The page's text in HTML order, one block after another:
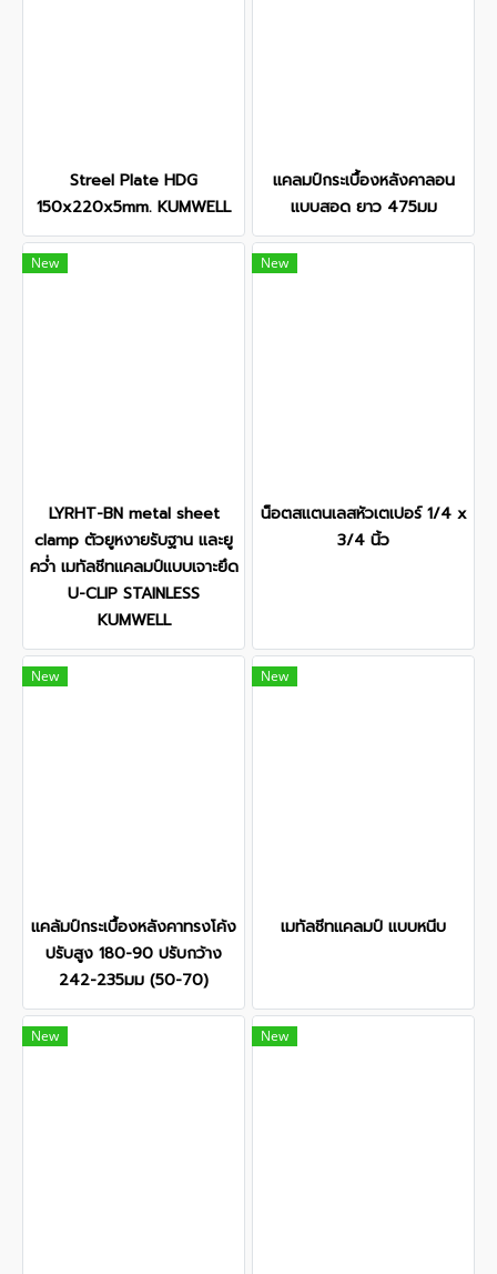
Streel Plate HDG
150x220x5mm. KUMWELL
แคลมป์กระเบื้องหลังคาลอน
แบบสอด ยาว 475มม
New
LYRHT-BN metal sheet
clamp ตัวยูหงายรับฐาน และยู
คว่ำ เมทัลชีทแคลมป์แบบเจาะยึด
U-CLIP STAINLESS
KUMWELL
New
น็อตสแตนเลสหัวเตเปอร์ 1/4 x
3/4 นิ้ว
New
แคล้มป์กระเบื้องหลังคาทรงโค้ง
ปรับสูง 180-90 ปรับกว้าง
242-235มม (50-70)
New
เมทัลชีทแคลมป์ แบบหนีบ
New New